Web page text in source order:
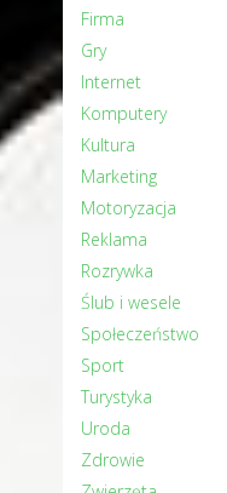
Firma
Gry
Internet
Komputery
Kultura
Marketing
Motoryzacja
Reklama
Rozrywka
Ślub i wesele
Społeczeństwo
Sport
Turystyka
Uroda
Zdrowie